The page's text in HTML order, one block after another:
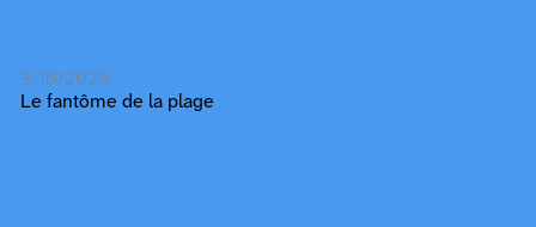
3/10/2020
Le fantôme de la plage